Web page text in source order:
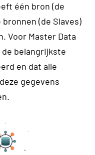
één bron (de
(de Slaves)
Voor Master Data
belangrijkste
en dat alle
gegevens